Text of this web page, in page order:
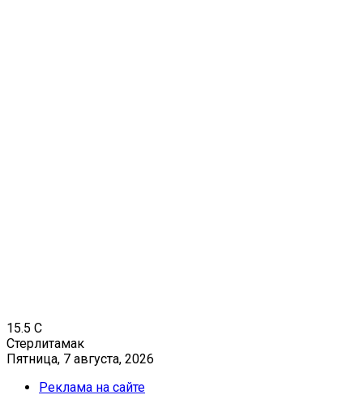
15.5 C
Стерлитамак
Пятница, 7 августа, 2026
Реклама на сайте